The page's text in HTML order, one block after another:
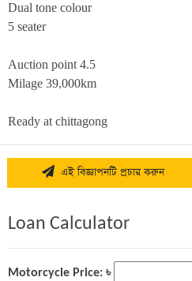
Dual tone colour
5 seater
Auction point 4.5
Milage 39,000km
Ready at chittagong
এই বিজ্ঞাপনটি প্রচার করুন
Loan Calculator
Motorcycle Price: ৳